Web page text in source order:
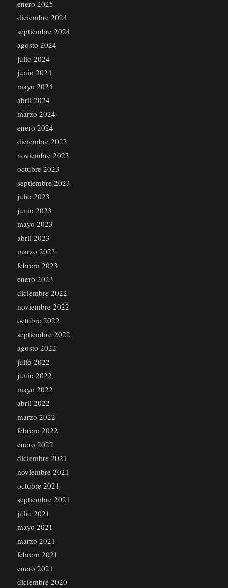
enero 2025
diciembre 2024
septiembre 2024
agosto 2024
julio 2024
junio 2024
mayo 2024
abril 2024
marzo 2024
enero 2024
diciembre 2023
noviembre 2023
octubre 2023
septiembre 2023
julio 2023
junio 2023
mayo 2023
abril 2023
marzo 2023
febrero 2023
enero 2023
diciembre 2022
noviembre 2022
octubre 2022
septiembre 2022
agosto 2022
julio 2022
junio 2022
mayo 2022
abril 2022
marzo 2022
febrero 2022
enero 2022
diciembre 2021
noviembre 2021
octubre 2021
septiembre 2021
julio 2021
mayo 2021
marzo 2021
febrero 2021
enero 2021
diciembre 2020